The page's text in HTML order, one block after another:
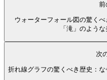
前
ウォーターフォール図の驚く
「滝」のよう
次
折れ線グラフの驚くべき歴史：